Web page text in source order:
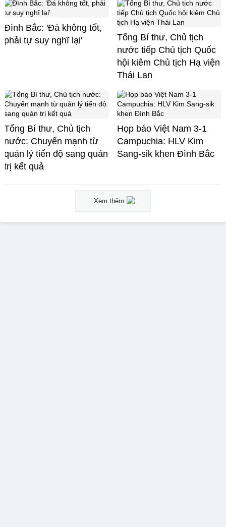
Đình Bắc: 'Đá không tốt,
phải tự suy nghĩ lại'
Tổng Bí thư, Chủ tịch
nước tiếp Chủ tịch Quốc
hội kiêm Chủ tịch Hạ viện
Thái Lan
Tổng Bí thư, Chủ tịch
nước: Chuyển mạnh từ
quản lý tiến độ sang quản
trị kết quả
Họp báo Việt Nam 3-1
Campuchia: HLV Kim
Sang-sik khen Đình Bắc
Xem thêm